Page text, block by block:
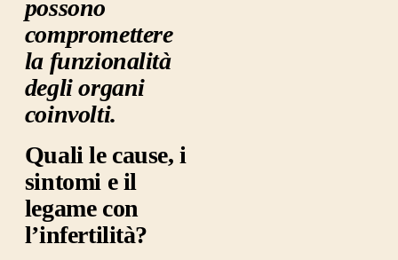
possono
compromettere
la funzionalità
degli organi
coinvolti.
Quali le cause, i
sintomi e il
legame con
l’infertilità?